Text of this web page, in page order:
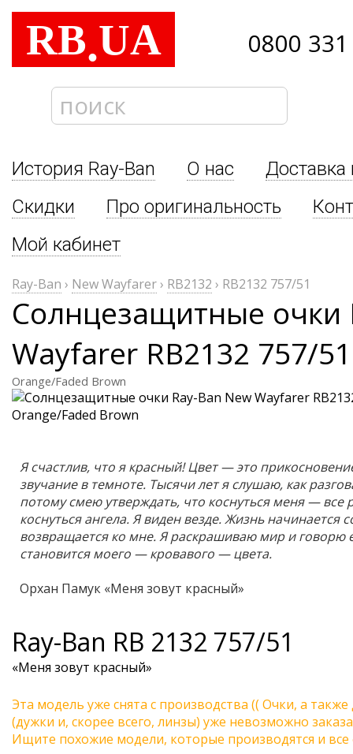
RB.UA 0800
История Ray-Ban О нас
Доставка
Скидки
Про оригинальность
Мой кабинет
Ray-Ban › New Wayfarer› RB2132 › RB2132 757/51
Солнцезащитные очки
Wayfarer RB2132 757/51
Orange/Faded Brown
Я счастлив, что я красный! Цвет — это
звучание в темноте. Тысячи лет я слушаю, как
потому смею утверждать, что коснуться меня — все
коснуться ангела. Я виден везде. Жизнь начинается
возвращается ко мне. Я раскрашиваю мир и говорю
становится моего — кровавого — цвета.
Орхан Памук «Меня зовут красный»
Ray-Ban RB 2132 757/51
«Меня зовут красный»
Эта модель уже снята с производства (( Очки, а
(дужки и, скорее всего, линзы) уже невозможно
Ищите похожие модели, которые производятся и